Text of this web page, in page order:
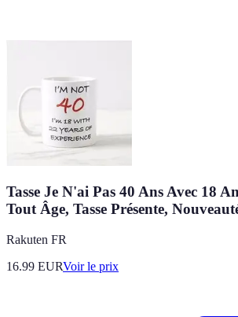
Tasse Je N'ai Pas 40 Ans Avec 18
Tout Âge, Tasse Présente,
Rakuten FR
16.99 EURVoir le prix